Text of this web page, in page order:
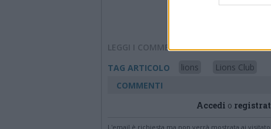
LEGGI I COMMENTI
TAG ARTICOLO
lions
Lions Club
COMMENTI
Accedi o
L'email è richiesta ma non verrà mostrata ai